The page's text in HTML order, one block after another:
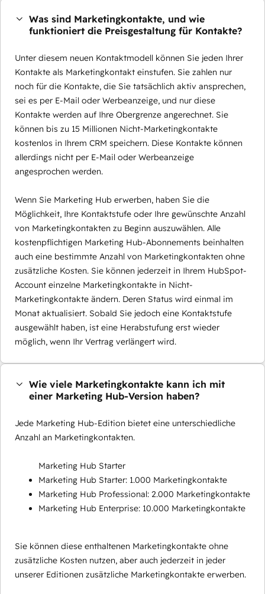
Was sind Marketingkontakte, und wie
funktioniert die Preisgestaltung für Kontakte?
Unter diesem neuen Kontaktmodell können Sie jeden Ihrer
Kontakte als Marketingkontakt einstufen. Sie zahlen nur
noch für die Kontakte, die Sie tatsächlich aktiv ansprechen,
sei es per E-Mail oder Werbeanzeige, und nur diese
Kontakte werden auf Ihre Obergrenze angerechnet. Sie
können bis zu 15 Millionen Nicht-Marketingkontakte
kostenlos in Ihrem CRM speichern. Diese Kontakte können
allerdings nicht per E-Mail oder Werbeanzeige
angesprochen werden.
Wenn Sie Marketing Hub erwerben, haben Sie die
Möglichkeit, Ihre Kontaktstufe oder Ihre gewünschte Anzahl
von Marketingkontakten zu Beginn auszuwählen. Alle
kostenpflichtigen Marketing Hub-Abonnements beinhalten
auch eine bestimmte Anzahl von Marketingkontakten ohne
zusätzliche Kosten. Sie können jederzeit in Ihrem HubSpot-
Account einzelne Marketingkontakte in Nicht-
Marketingkontakte ändern. Deren Status wird einmal im
Monat aktualisiert. Sobald Sie jedoch eine Kontaktstufe
ausgewählt haben, ist eine Herabstufung erst wieder
möglich, wenn Ihr Vertrag verlängert wird.
Wie viele Marketingkontakte kann ich mit
einer Marketing Hub-Version haben?
Jede Marketing Hub-Edition bietet eine unterschiedliche
Anzahl an Marketingkontakten.
Marketing Hub Starter
Marketing Hub Starter: 1.000 Marketingkontakte
Marketing Hub Professional: 2.000 Marketingkontakte
Marketing Hub Enterprise: 10.000 Marketingkontakte
Sie können diese enthaltenen Marketingkontakte ohne
zusätzliche Kosten nutzen, aber auch jederzeit in jeder
unserer Editionen zusätzliche Marketingkontakte erwerben.